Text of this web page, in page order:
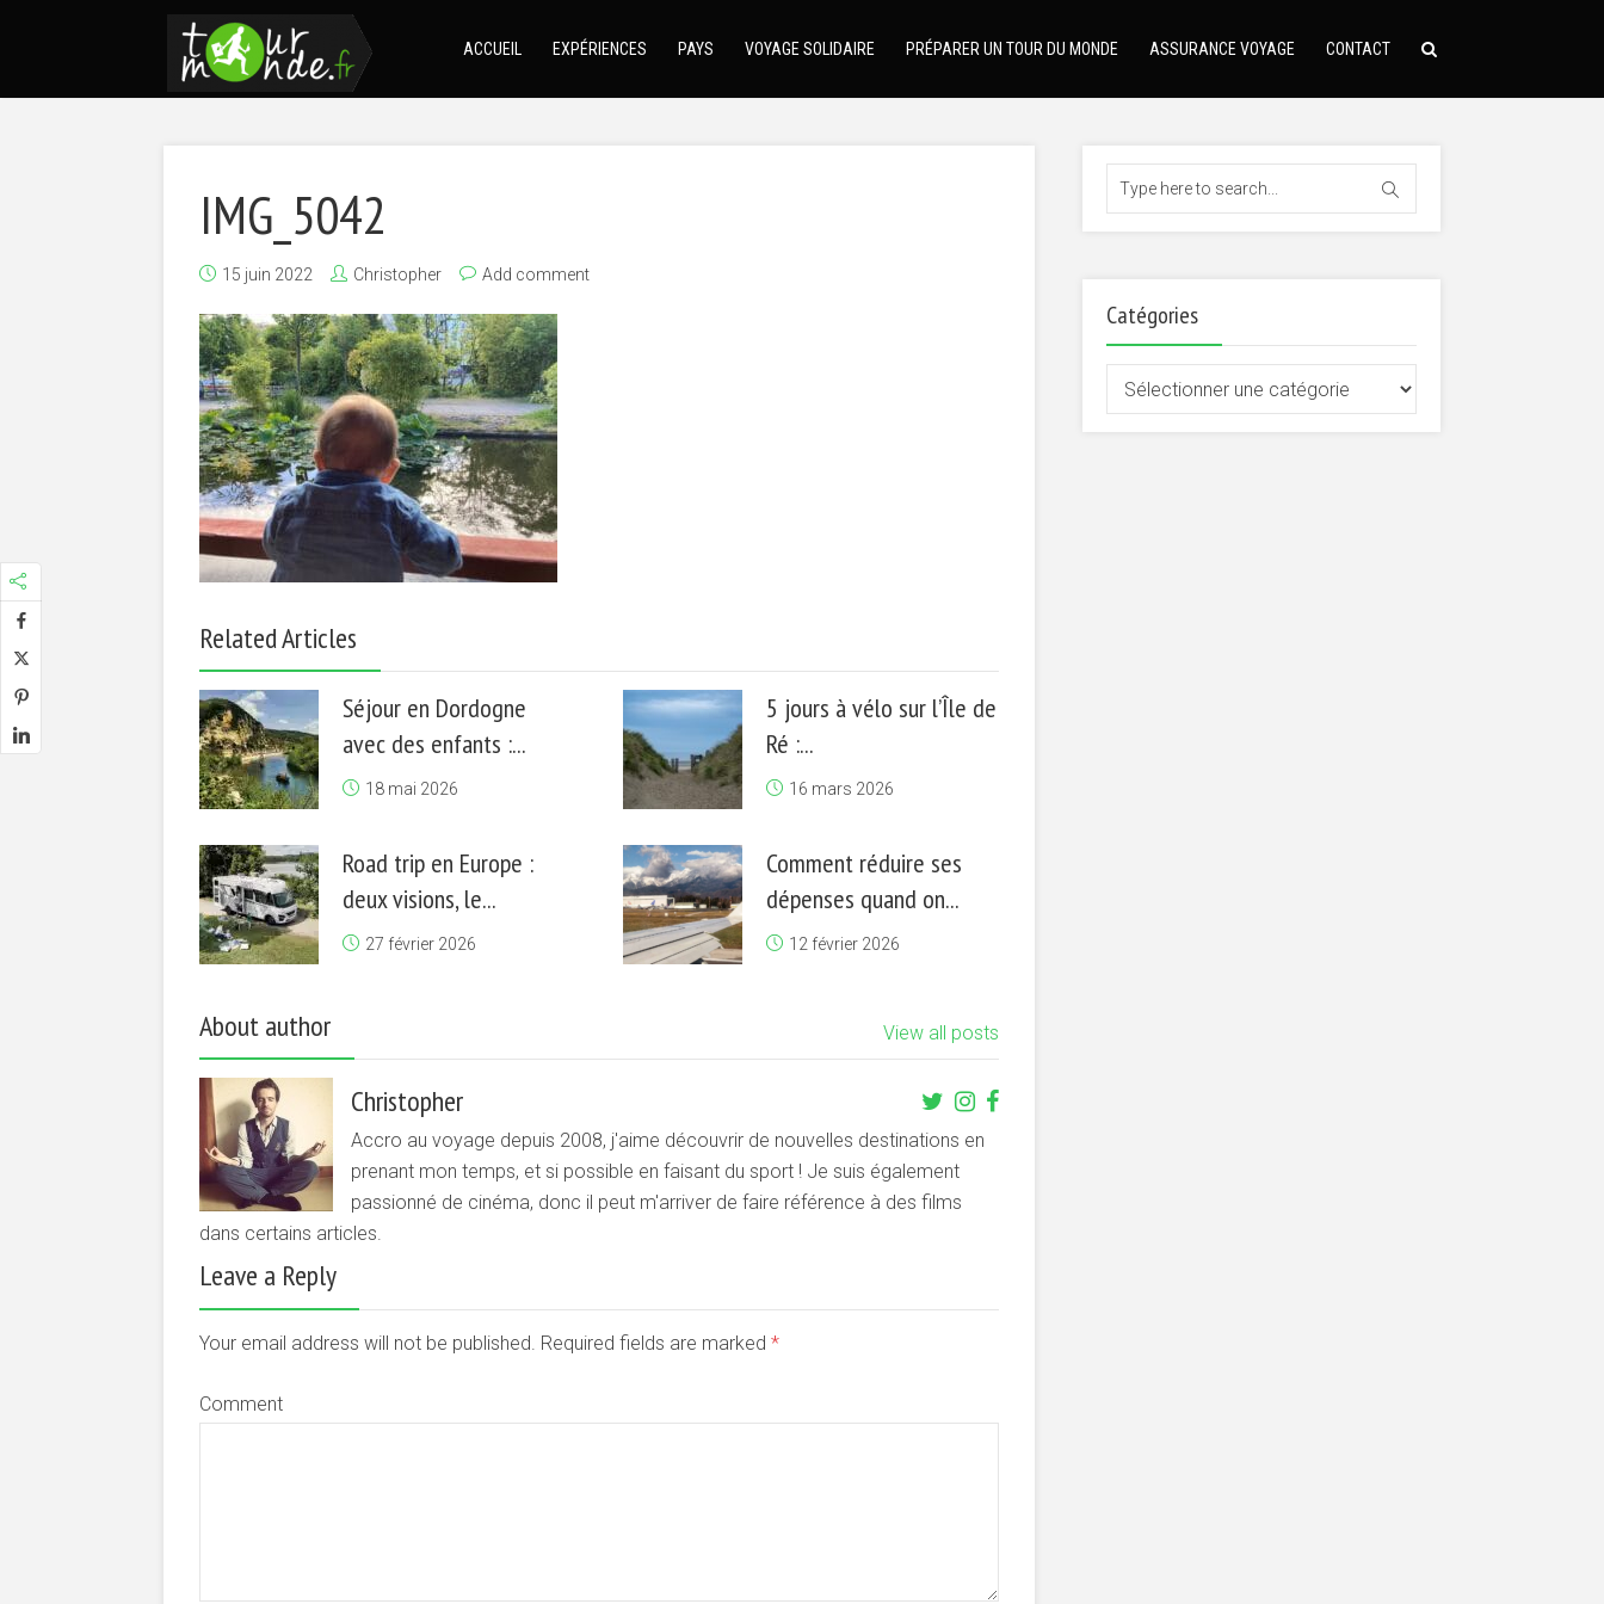
ACCUEIL EXPÉRIENCES PAYS VOYAGE SOLIDAIRE PRÉPARER UN TOUR DU MONDE ASSURANCE VOYAGE CONTACT
IMG_5042
15 juin 2022 Christopher Add comment
Related Articles
Séjour en Dordogne
avec des enfants :...
18 mai 2026
5 jours à vélo sur l’Île de
Ré :...
16 mars 2026
Road trip en Europe :
deux visions, le...
27 février 2026
Comment réduire ses
dépenses quand on...
12 février 2026
About author View all posts
Christopher
Accro au voyage depuis 2008, j'aime découvrir de nouvelles destinations en
prenant mon temps, et si possible en faisant du sport ! Je suis également
passionné de cinéma, donc il peut m'arriver de faire référence à des films
dans certains articles.
Leave a Reply
Your email address will not be published. Required fields are marked *
Comment
Catégories